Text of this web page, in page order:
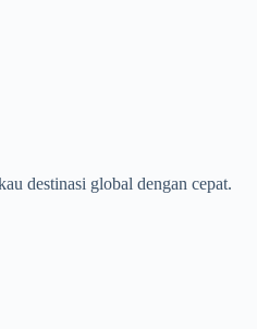
destinasi global dengan cepat.